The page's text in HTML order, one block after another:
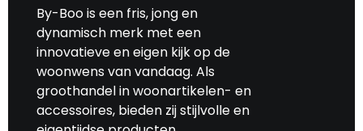
By-Boo is een fris, jong en
dynamisch merk met een
innovatieve en eigen kijk op de
woonwens van vandaag. Als
groothandel in woonartikelen- en
accessoires, bieden zij stijlvolle en